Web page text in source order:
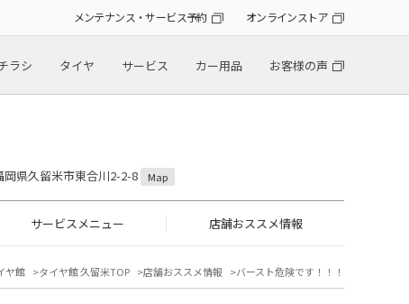
メンテナンス・サービス予約 オンラインストア
ラシ タイヤ サービス カー用品 お客様の声
県久留米市東合川2-2-8 Map
サービスメニュー 店舗おススメ情報
ヤ館 タイヤ館 久留米TOP 店舗おススメ情報 バースト危険です！！！